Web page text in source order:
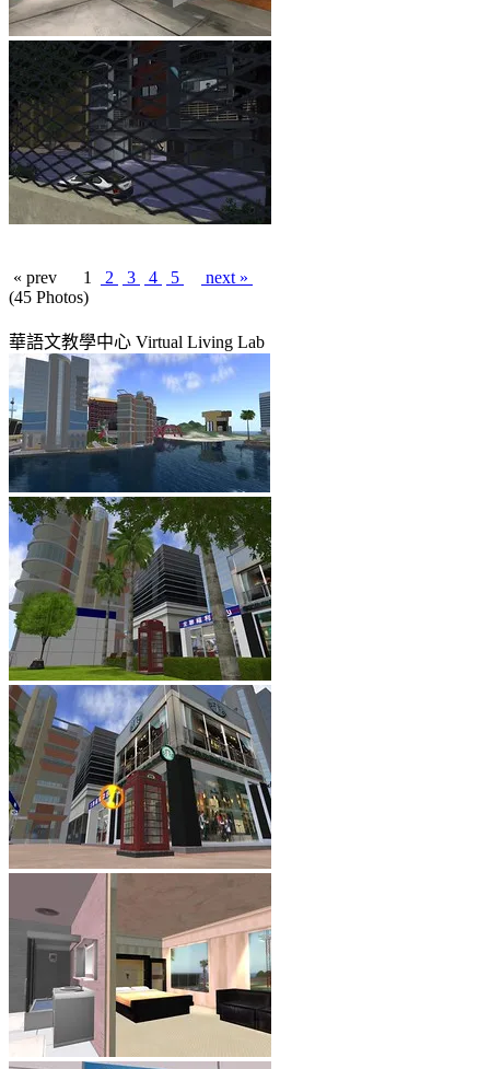
« prev 1 2 3 4 5
next »
(45 Photos)
華語文教學中心 Virtual Living Lab